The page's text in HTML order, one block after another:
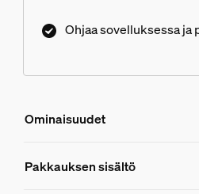
Ohjaa sovelluksessa
Ominaisuudet
Ominaisuudet
Pakkauksen sisältö